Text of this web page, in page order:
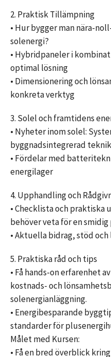
2. Praktisk Tillämpning
• Hur bygger man nära-
solenergi?
• Hybridpaneler i
optimal lösning
• Dimensionering och
konkreta verktyg
3. Solel och framtidens
• Nyheter inom solel:
byggnadsintegrerad teknik
• Fördelar med
energilager
4. Upphandling och
• Checklista och praktiska
behöver veta för en smidig
• Aktuella bidrag, stöd
5. Praktiska råd och tips
• Få hands-on erfarenhet
kostnads- och
solenergianläggning.
• Energibesparande
standarder för
Målet med Kursen:
• Få en bred överblick